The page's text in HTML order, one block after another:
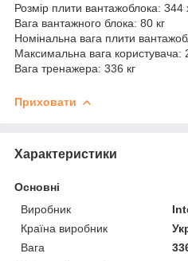
Розмір плити вантажоблока:
Вага вантажного блока: 80 кг
Номінальна вага плити
Максимальна вага користувача:
Вага тренажера: 336 кг
Приховати
Характеристики
Основні
Виробник
Країна виробник
Вага